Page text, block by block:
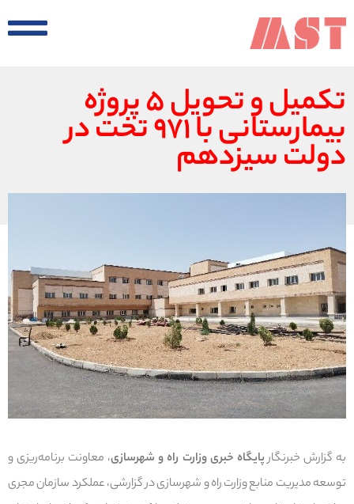
تکمیل و تحویل ۵ پروژه
بیمارستانی با ۹۷۱ تخت در
دولت سیزدهم
به گزارش خبرنگارپایگاه خبری وزارت راه و شهرسازی، معاونت برنامه‌ریزی و
توسعه مدیریت منابع وزارت راه و شهرسازی در گزارشی، عملکرد سازمان مجری